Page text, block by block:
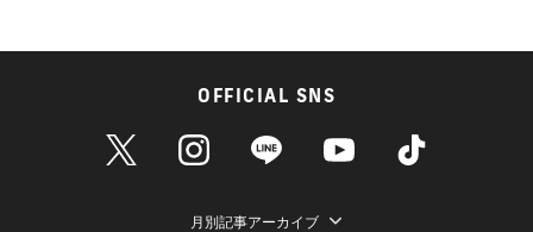
OFFICIAL SNS
月別記事アーカイブ